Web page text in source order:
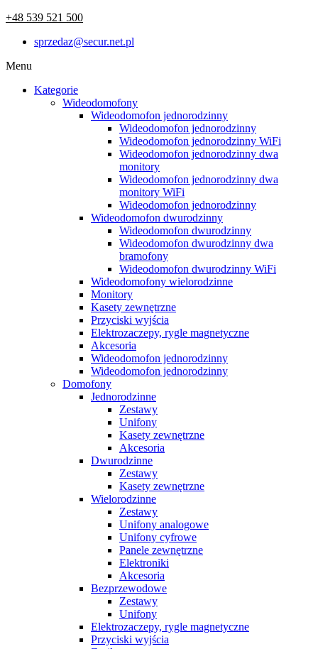
+48 539 521 500
sprzedaz@secur.net.pl
Menu
Kategorie
Wideodomofony
Wideodomofon jednorodzinny
Wideodomofon jednorodzinny
Wideodomofon jednorodzinny WiFi
Wideodomofon jednorodzinny dwa
monitory
Wideodomofon jednorodzinny dwa
monitory WiFi
Wideodomofon jednorodzinny
Wideodomofon dwurodzinny
Wideodomofon dwurodzinny
Wideodomofon dwurodzinny dwa
bramofony
Wideodomofon dwurodzinny WiFi
Wideodomofony wielorodzinne
Monitory
Kasety zewnętrzne
Przyciski wyjścia
Elektrozaczepy, rygle magnetyczne
Akcesoria
Wideodomofon jednorodzinny
Wideodomofon jednorodzinny
Domofony
Jednorodzinne
Zestawy
Unifony
Kasety zewnętrzne
Akcesoria
Dwurodzinne
Zestawy
Kasety zewnętrzne
Wielorodzinne
Zestawy
Unifony analogowe
Unifony cyfrowe
Panele zewnętrzne
Elektroniki
Akcesoria
Bezprzewodowe
Zestawy
Unifony
Elektrozaczepy, rygle magnetyczne
Przyciski wyjścia